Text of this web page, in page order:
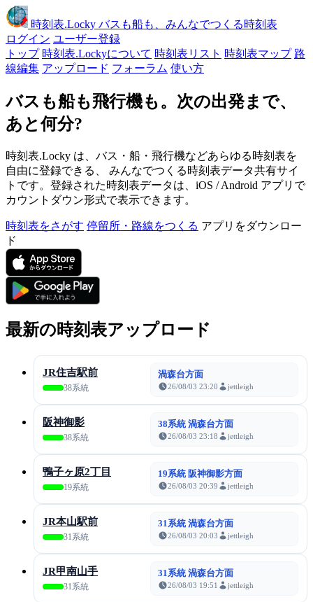
時刻表.Locky バスも船も、みんなでつくる時刻表
ログイン ユーザー登録
トップ 時刻表.Lockyについて 時刻表リスト 時刻表マップ 路
線編集 アップロード フォーラム 使い方
バスも船も飛行機も。次の出発まで、
あと何分?
時刻表.Locky は、バス・船・飛行機などあらゆる時刻表を
自由に登録できる、 みんなでつくる時刻表データ共有サイ
トです。登録された時刻表データは、iOS / Android アプリで
カウントダウン形式で表示できます。
時刻表をさがす 停留所・路線をつくる アプリをダウンロー
ド
最新の時刻表アップロード
JR住吉駅前
38系統
渦森台方面
26/08/03 23:20 jettleigh
阪神御影
38系統
38系統 渦森台方面
26/08/03 23:18 jettleigh
鴨子ヶ原2丁目
19系統
19系統 阪神御影方面
26/08/03 20:39 jettleigh
JR本山駅前
31系統
31系統 渦森台方面
26/08/03 20:03 jettleigh
JR甲南山手
31系統
31系統 渦森台方面
26/08/03 19:51 jettleigh